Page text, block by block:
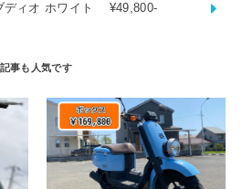
ディオ ホワイト ¥49,800-